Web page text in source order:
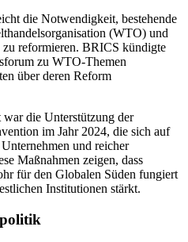
die Notwendigkeit, bestehende
(WTO) und
reformieren. BRICS kündigte
zu WTO-Themen
über deren Reform
die Unterstützung der
im Jahr 2024, die sich auf
und reicher
Maßnahmen zeigen, dass
für den Globalen Süden fungiert
Institutionen stärkt.